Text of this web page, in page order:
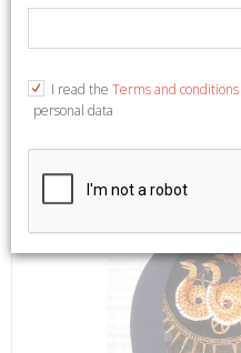
13x18.
I read the Terms and conditions
personal data